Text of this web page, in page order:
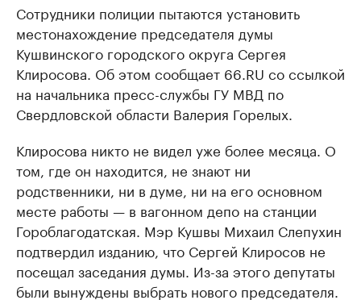
Сотрудники полиции пытаются установить
местонахождение председателя думы
Кушвинского городского округа Сергея
Клиросова. Об этом сообщает 66.RU со ссылкой
на начальника пресс-службы ГУ МВД по
Свердловской области Валерия Горелых.
Клиросова никто не видел уже более месяца. О
том, где он находится, не знают ни
родственники, ни в думе, ни на его основном
месте работы — в вагонном депо на станции
Гороблагодатская. Мэр Кушвы Михаил Слепухин
подтвердил изданию, что Сергей Клиросов не
посещал заседания думы. Из-за этого депутаты
были вынуждены выбрать нового председателя.